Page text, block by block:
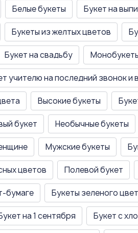
Белые букеты Букет на
Букеты из желтых цветов
Букет на свадьбу
учителю на последний звонок и
Высокие букеты
букет Необычные букеты
Мужские букеты
цветов Полевой букет
бумаге Букеты зеленого
на 1 сентября Букет с